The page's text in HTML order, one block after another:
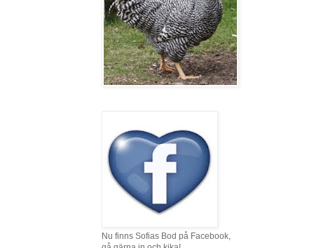
Nu finns Sofias Bod på Facebook,